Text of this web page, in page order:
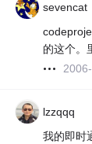
sevencat
的这个。
lzzqqq
我的即时